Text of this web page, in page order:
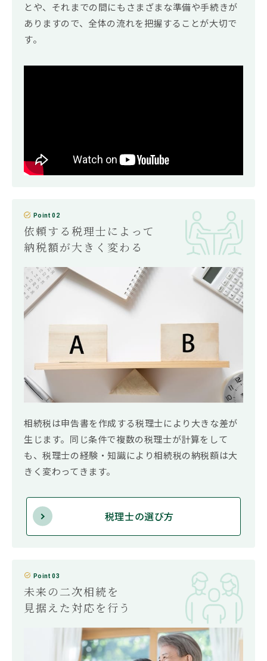
とや、それまでの間にもさまざまな準備や手続きが
ありますので、全体の流れを把握することが大切で
す。
Point 02
依頼する税理士によって
納税額が大きく変わる
相続税は申告書を作成する税理士により大きな差が
生じます。同じ条件で複数の税理士が計算をして
も、税理士の経験・知識により相続税の納税額は大
きく変わってきます。
税理士の選び方
Point 03
未来の二次相続を
見据えた対応を行う